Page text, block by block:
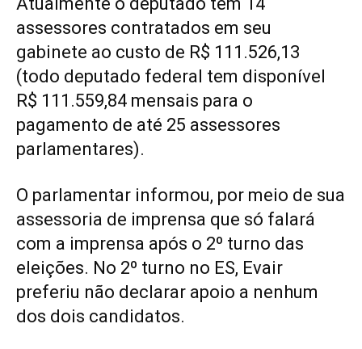
assessores contratados em seu
gabinete ao custo de R$ 111.526,13
(todo deputado federal tem disponível
R$ 111.559,84 mensais para o
pagamento de até 25 assessores
parlamentares).
O parlamentar informou, por meio de sua
assessoria de imprensa que só falará
com a imprensa após o 2º turno das
eleições. No 2º turno no ES, Evair
preferiu não declarar apoio a nenhum
dos dois candidatos.